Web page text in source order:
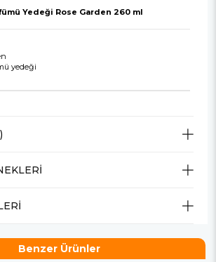
Yedeği Rose Garden 260 ml
yedeği
Benzer Ürünler